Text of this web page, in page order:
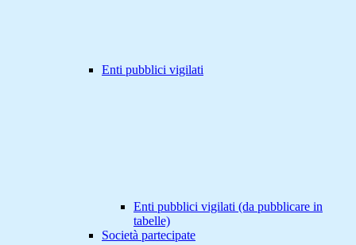
Enti pubblici vigilati
Enti pubblici vigilati (da pubblicare in
tabelle)
Società partecipate